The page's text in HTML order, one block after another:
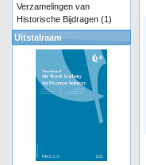
Verzamelingen van
Historische Bijdragen (1)
Uitstalraam